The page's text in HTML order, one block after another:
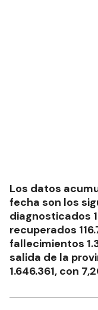
Los datos
fecha son los
diagnosticados
recuperados
fallecimientos
salida de la
1.646.361, con